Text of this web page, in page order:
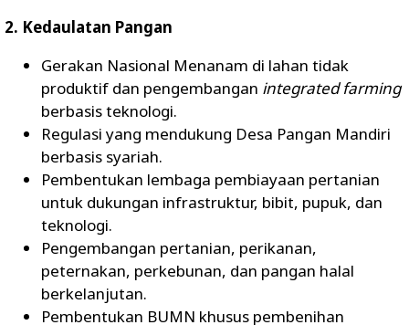
2. Kedaulatan Pangan
Gerakan Nasional Menanam di lahan tidak
produktif dan pengembangan integrated farming
berbasis teknologi.
Regulasi yang mendukung Desa Pangan Mandiri
berbasis syariah.
Pembentukan lembaga pembiayaan pertanian
untuk dukungan infrastruktur, bibit, pupuk, dan
teknologi.
Pengembangan pertanian, perikanan,
peternakan, perkebunan, dan pangan halal
berkelanjutan.
Pembentukan BUMN khusus pembenihan